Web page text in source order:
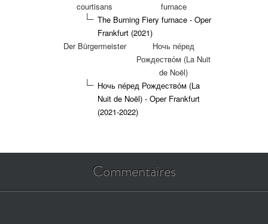
courtisans
furnace
The Burning Fiery furnace - Oper
Frankfurt (2021)
Der Bürgermeister
Ночь пе́ред
Рождество́м (La Nuit
de Noël)
Ночь пе́ред Рождество́м (La
Nuit de Noël) - Oper Frankfurt
(2021-2022)
Commentaires